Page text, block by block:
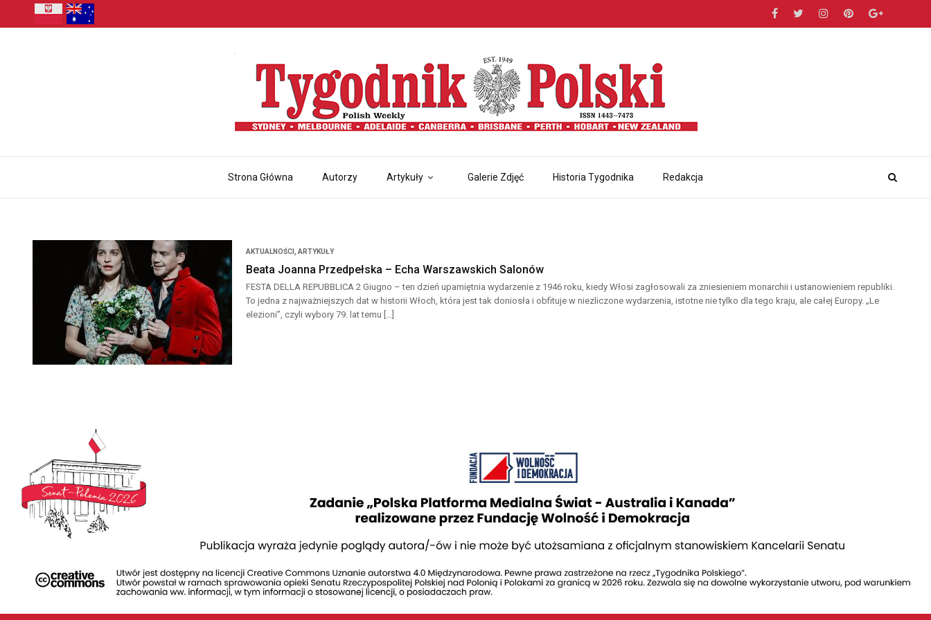
Strona Główna Autorzy Artykuły Galerie Zdjęć Historia Tygodnika Redakcja
AKTUALNOŚCI ARTYKUŁY
Beata Joanna Przedpełska – Echa Warszawskich Salonów
FESTA DELLA REPUBBLICA 2 Giugno – ten dzień upamiętnia wydarzenie z 1946 roku, kiedy Włosi zagłosowali za zniesieniem monarchii i ustanowieniem republiki.
To jedna z najważniejszych dat w historii Włoch, która jest tak doniosła i obfituje w niezliczone wydarzenia, istotne nie tylko dla tego kraju, ale całej Europy. „Le
elezioni”, czyli wybory 79. lat temu […]